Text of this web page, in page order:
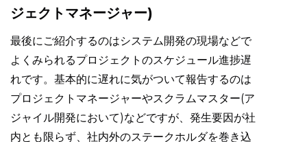
ジェクトマネージャー)
最後にご紹介するのはシステム開発の現場などで
よくみられるプロジェクトのスケジュール進捗遅
れです。基本的に遅れに気がついて報告するのは
プロジェクトマネージャーやスクラムマスター(ア
ジャイル開発において)などですが、発生要因が社
内とも限らず、社内外のステークホルダを巻き込